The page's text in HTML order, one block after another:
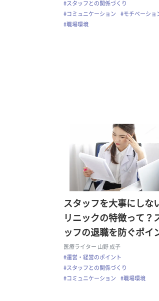
#スタッフとの関係づくり
#コミュニケーション
#モチベーショ
#職場環境
スタッフを大事にしな
リニックの特徴って？
ッフの退職を防ぐポイ
医療ライター 山野 成子
#運営・経営のポイント
#スタッフとの関係づくり
#コミュニケーション
#職場環境